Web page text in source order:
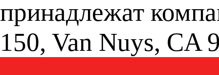
принадлежат
150, Van Nuys, CA